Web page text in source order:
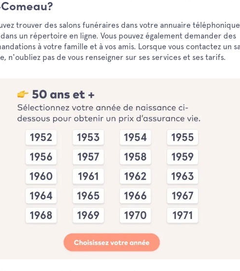
trouver des salons funéraires dans votre annuaire téléphonique
dans un répertoire en ligne. Vous pouvez également demander des
à votre famille et à vos amis. Lorsque vous contactez un
n'oubliez pas de vous renseigner sur ses services et ses tarifs.